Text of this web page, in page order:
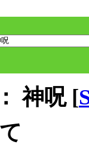
神呪 [